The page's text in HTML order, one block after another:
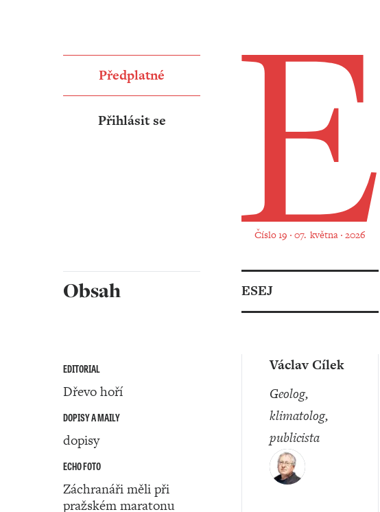
Číslo 19 ‧ 07. května ‧ 2026
Předplatné
Přihlásit se
Obsah
EDITORIAL
Dřevo hoří
DOPISY A MAILY
dopisy
ECHO FOTO
Záchranáři měli při
pražském maratonu
ESEJ
Václav Cílek
geolog,
klimatolog,
publicista